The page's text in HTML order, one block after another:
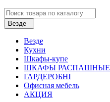
Везде
Везде
Кухни
Шкафы-купе
ШКАФЫ РАСПАШНЫЕ
ГАРДЕРОБНІ
Офисная мебель
АКЦИЯ